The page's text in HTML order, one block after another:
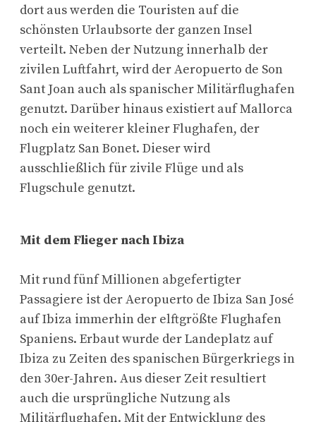
dort aus werden die Touristen auf die
schönsten Urlaubsorte der ganzen Insel
verteilt. Neben der Nutzung innerhalb der
zivilen Luftfahrt, wird der Aeropuerto de Son
Sant Joan auch als spanischer Militärflughafen
genutzt. Darüber hinaus existiert auf Mallorca
noch ein weiterer kleiner Flughafen, der
Flugplatz San Bonet. Dieser wird
ausschließlich für zivile Flüge und als
Flugschule genutzt.
Mit dem Flieger nach Ibiza
Mit rund fünf Millionen abgefertigter
Passagiere ist der Aeropuerto de Ibiza San José
auf Ibiza immerhin der elftgrößte Flughafen
Spaniens. Erbaut wurde der Landeplatz auf
Ibiza zu Zeiten des spanischen Bürgerkriegs in
den 30er-Jahren. Aus dieser Zeit resultiert
auch die ursprüngliche Nutzung als
Militärflughafen. Mit der Entwicklung des